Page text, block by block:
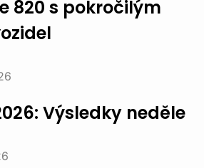
820 s pokročilým
Výsledky neděle